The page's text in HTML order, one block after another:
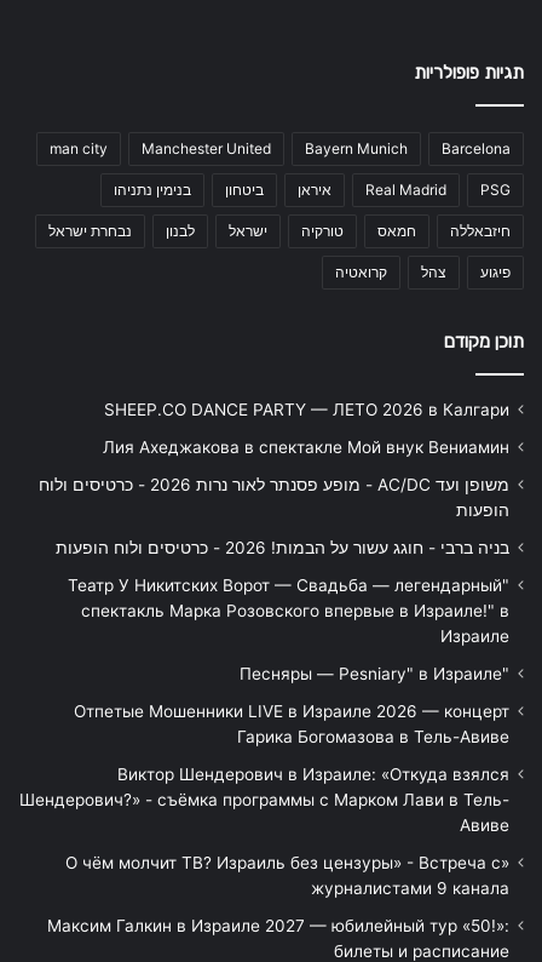
תגיות פופולריות
Barcelona
Bayern Munich
Manchester United
man city
PSG
Real Madrid איראן ביטחון בנימין נתניהו
חיזבאללה חמאס טורקיה ישראל לבנון נבחרת ישראל
פיגוע צהל קרואטיה
תוכן מקודם
SHEEP.CO DANCE PARTY — ЛЕТО 2026 в Калгари
Лия Ахеджакова в спектакле Мой внук Вениамин
משופן ועד AC/DC - מופע פסנתר לאור נרות 2026 - כרטיסים ולוח
הופעות
בניה ברבי - חוגג עשור על הבמות! 2026 - כרטיסים ולוח הופעות
"Театр У Никитских Ворот — Свадьба — легендарный
спектакль Марка Розовского впервые в Израиле!" в
Израиле
"Песняры — Pesniary" в Израиле
Отпетые Мошенники LIVE в Израиле 2026 — концерт
Гарика Богомазова в Тель-Авиве
Виктор Шендерович в Израиле: «Откуда взялся
Шендерович?» - съёмка программы с Марком Лави в Тель-
Авиве
«О чём молчит ТВ? Израиль без цензуры» - Встреча с
журналистами 9 канала
Максим Галкин в Израиле 2027 — юбилейный тур «50!»:
билеты и расписание